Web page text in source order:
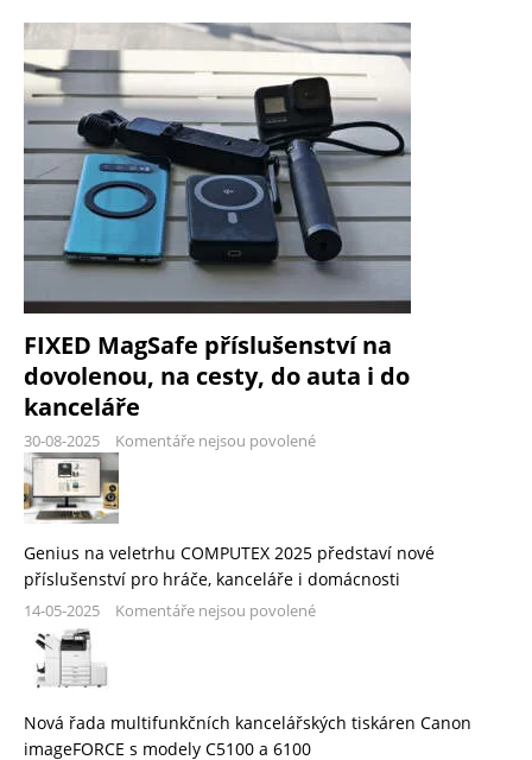
FIXED MagSafe příslušenství na
dovolenou, na cesty, do auta i do
kanceláře
30-08-2025 Komentáře nejsou povolené
Genius na veletrhu COMPUTEX 2025 představí nové
příslušenství pro hráče, kanceláře i domácnosti
14-05-2025 Komentáře nejsou povolené
Nová řada multifunkčních kancelářských tiskáren Canon
imageFORCE s modely C5100 a 6100